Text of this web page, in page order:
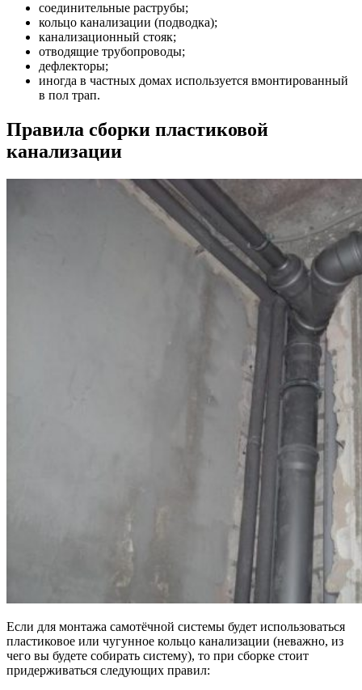
соединительные раструбы;
кольцо канализации (подводка);
канализационный стояк;
отводящие трубопроводы;
дефлекторы;
иногда в частных домах используется вмонтированный
в пол трап.
Правила сборки пластиковой
канализации
Если для монтажа самотёчной системы будет использоваться
пластиковое или чугунное кольцо канализации (неважно, из
чего вы будете собирать систему), то при сборке стоит
придерживаться следующих правил: